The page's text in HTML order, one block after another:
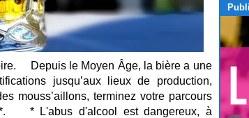
Depuis le Moyen Âge, la bière a une
jusqu’aux lieux de production,
mouss’aillons, terminez votre parcours
* L'abus d'alcool est dangereux, à